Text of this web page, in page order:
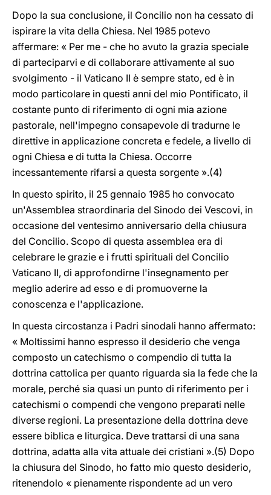
Dopo la sua conclusione, il Concilio non ha cessato di
ispirare la vita della Chiesa. Nel 1985 potevo
affermare: « Per me - che ho avuto la grazia speciale
di parteciparvi e di collaborare attivamente al suo
svolgimento - il Vaticano II è sempre stato, ed è in
modo particolare in questi anni del mio Pontificato, il
costante punto di riferimento di ogni mia azione
pastorale, nell'impegno consapevole di tradurne le
direttive in applicazione concreta e fedele, a livello di
ogni Chiesa e di tutta la Chiesa. Occorre
incessantemente rifarsi a questa sorgente ».(4)
In questo spirito, il 25 gennaio 1985 ho convocato
un'Assemblea straordinaria del Sinodo dei Vescovi, in
occasione del ventesimo anniversario della chiusura
del Concilio. Scopo di questa assemblea era di
celebrare le grazie e i frutti spirituali del Concilio
Vaticano II, di approfondirne l'insegnamento per
meglio aderire ad esso e di promuoverne la
conoscenza e l'applicazione.
In questa circostanza i Padri sinodali hanno affermato:
« Moltissimi hanno espresso il desiderio che venga
composto un catechismo o compendio di tutta la
dottrina cattolica per quanto riguarda sia la fede che la
morale, perché sia quasi un punto di riferimento per i
catechismi o compendi che vengono preparati nelle
diverse regioni. La presentazione della dottrina deve
essere biblica e liturgica. Deve trattarsi di una sana
dottrina, adatta alla vita attuale dei cristiani ».(5) Dopo
la chiusura del Sinodo, ho fatto mio questo desiderio,
ritenendolo « pienamente rispondente ad un vero